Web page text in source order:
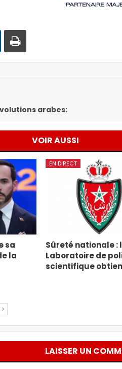
arabes:
VOIR AUSSI
sa
la
EN DIRECT
Sûreté nationale :
Laboratoire de
scientifique
LAISSER UN